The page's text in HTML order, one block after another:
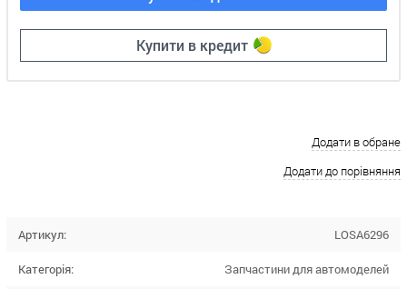
Купити в кредит
Додати в обране
Додати до порівняння
Артикул: LOSA6296
Категорія: Запчастини для автомоделей